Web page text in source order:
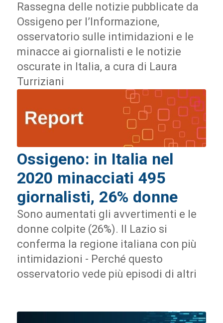
Rassegna delle notizie pubblicate da
Ossigeno per l’Informazione,
osservatorio sulle intimidazioni e le
minacce ai giornalisti e le notizie
oscurate in Italia, a cura di Laura
Turriziani
Ossigeno: in Italia nel
2020 minacciati 495
giornalisti, 26% donne
Sono aumentati gli avvertimenti e le
donne colpite (26%). Il Lazio si
conferma la regione italiana con più
intimidazioni - Perché questo
osservatorio vede più episodi di altri